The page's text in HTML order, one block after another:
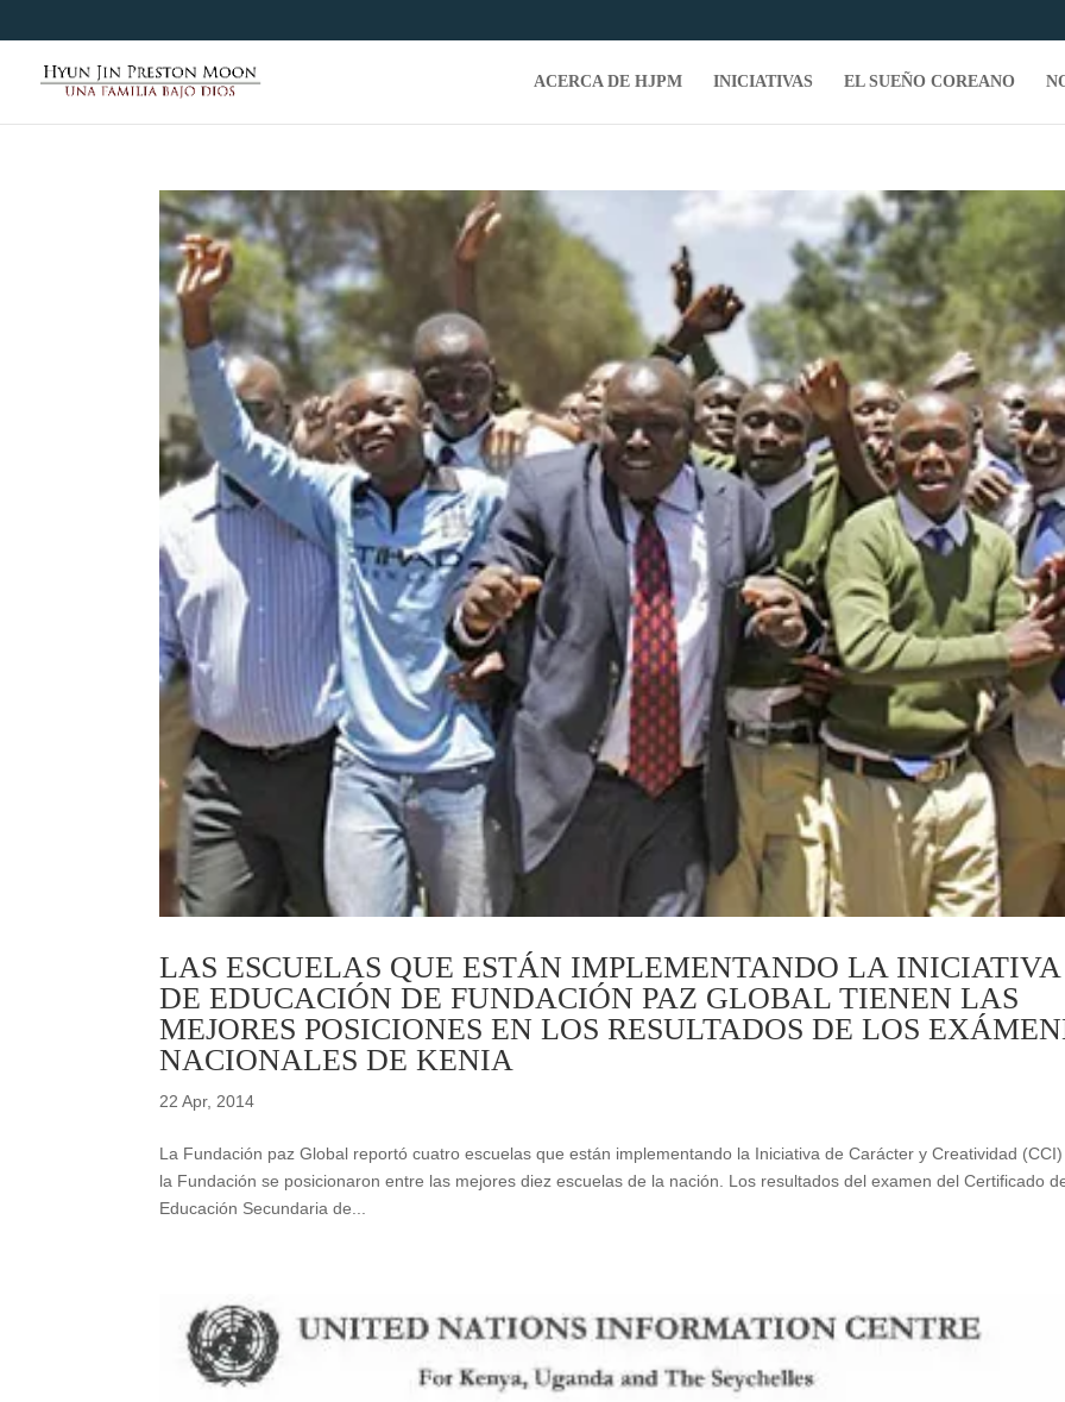
ACERCA DE HJPM INICIATIVAS EL SUEÑO COREANO
LAS ESCUELAS QUE ESTÁN IMPLEMENTANDO LA INICIATIVA
DE EDUCACIÓN DE FUNDACIÓN PAZ GLOBAL TIENEN LAS
MEJORES POSICIONES EN LOS RESULTADOS DE LOS
NACIONALES DE KENIA
22 Apr, 2014
La Fundación paz Global reportó cuatro escuelas que están implementando la Iniciativa de Carácter y Creatividad
la Fundación se posicionaron entre las mejores diez escuelas de la nación. Los resultados del examen del Certificado
Educación Secundaria de...